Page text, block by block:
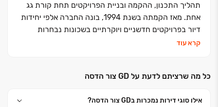
תהליך התכנון, ההקמה ובניית הפרויקטים תחת קורת גג
אחת. מאז הקמתה בשנת 1994, בונה החברה אלפי יחידות
דיור בפרויקטים חדשניים ויוקרתיים בשכונות נבחרות
בערים כמו תל אביב, רעננה – שכונת נווה זמר, כפר סבא
טכנולוגיות בנייה מתקדמות, בהתאם לתקנים בינלאומיים
קרא עוד
כל מה שרציתם לדעת על GD צור הדסה
אילו סוגי דירות נמכרות בGD צור הדסה?